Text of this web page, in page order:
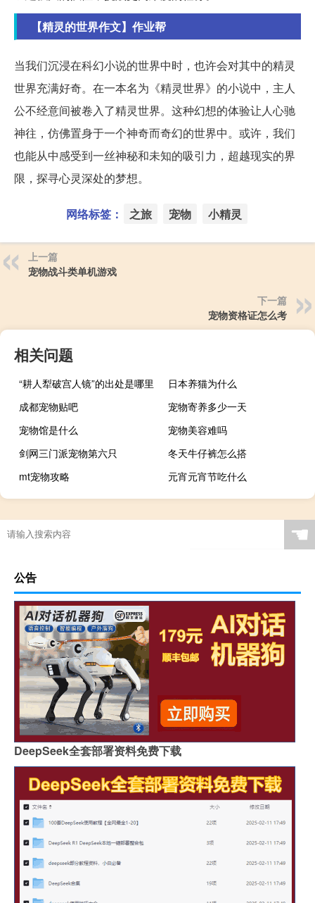
【精灵的世界作文】作业帮
当我们沉浸在科幻小说的世界中时，也许会对其中的精灵
世界充满好奇。在一本名为《精灵世界》的小说中，主人
公不经意间被卷入了精灵世界。这种幻想的体验让人心驰
神往，仿佛置身于一个神奇而奇幻的世界中。或许，我们
也能从中感受到一丝神秘和未知的吸引力，超越现实的界
限，探寻心灵深处的梦想。
网络标签： 之旅 宠物 小精灵
上一篇
宠物战斗类单机游戏
下一篇
宠物资格证怎么考
相关问题
“耕人犁破宫人镜”的出处是哪里
日本养猫为什么
成都宠物贴吧
宠物寄养多少一天
宠物馆是什么
宠物美容难吗
剑网三门派宠物第六只
冬天牛仔裤怎么搭
mt宠物攻略
元宵元宵节吃什么
☚
公告
DeepSeek全套部署资料免费下载